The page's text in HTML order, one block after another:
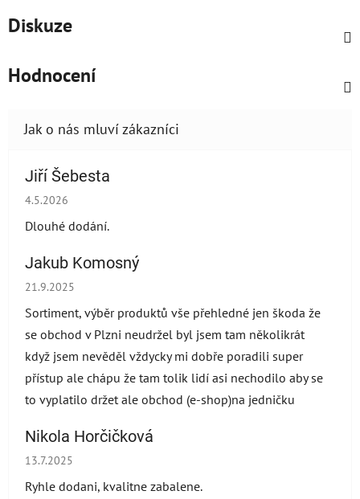
Diskuze
Hodnocení
Jiří Šebesta
Hodnocení obchodu je 2 z 5 hvězdiček.
4.5.2026
Dlouhé dodání.
Jakub Komosný
Hodnocení obchodu je 5 z 5 hvězdiček.
21.9.2025
Sortiment, výběr produktů vše přehledné jen škoda že
se obchod v Plzni neudržel byl jsem tam několikrát
když jsem nevěděl vždycky mi dobře poradili super
přístup ale chápu že tam tolik lidí asi nechodilo aby se
to vyplatilo držet ale obchod (e-shop)na jedničku
Nikola Horčičková
Hodnocení obchodu je 5 z 5 hvězdiček.
13.7.2025
Ryhle dodani, kvalitne zabalene.